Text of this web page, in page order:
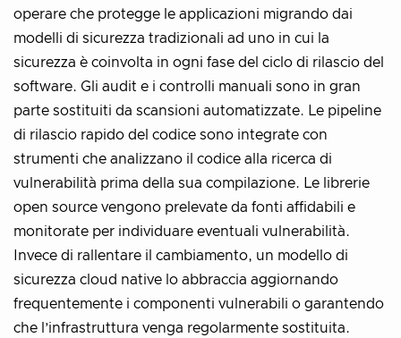
operare che protegge le applicazioni migrando dai
modelli di sicurezza tradizionali ad uno in cui la
sicurezza è coinvolta in ogni fase del ciclo di rilascio del
software. Gli audit e i controlli manuali sono in gran
parte sostituiti da scansioni automatizzate. Le pipeline
di rilascio rapido del codice sono integrate con
strumenti che analizzano il codice alla ricerca di
vulnerabilità prima della sua compilazione. Le librerie
open source vengono prelevate da fonti affidabili e
monitorate per individuare eventuali vulnerabilità.
Invece di rallentare il cambiamento, un modello di
sicurezza cloud native lo abbraccia aggiornando
frequentemente i componenti vulnerabili o garantendo
che l’infrastruttura venga regolarmente sostituita.